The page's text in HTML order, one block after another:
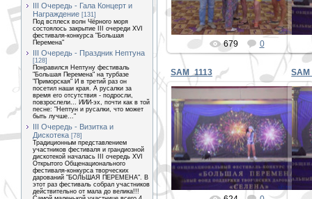
III Очередь - Гала Концерт и
Награждение [131]
Под всплеск волн Чёрного моря
состоялось закрытие III очереди XVI
фестиваля-конкурса "Большая
Перемена"
III Очередь - Праздник Нептуна
[128]
Понравился Нептуну фестиваль
"Большая Перемена" на турбазе
"Приморская" И в третий раз он
посетил наши края. А русалки за
время его отсутствия - подросли,
повзрослели... ИИИ-эх, почти как в той
песне: "Нептун и русалки, что может
быть лучше..."
III Очередь - Визитка и
Дискотека [78]
Традиционным представлением
участников фестиваля и грандиозной
дискотекой началась III очередь XVI
Открытого Общенационального
фестиваля-конкурса творческих
дарований "БОЛЬШАЯ ПЕРЕМЕНА". В
этот раз фестиваль собрал участников
действительно от мала до велика!!!
679 0
SAM_1113
31.12.2019
PETER